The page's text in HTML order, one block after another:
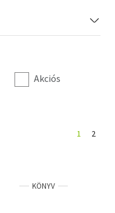
Akciós
1 2
KÖNYV